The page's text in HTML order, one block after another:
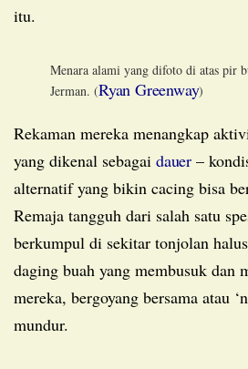
itu.
Menara alami yang difoto di atas pir
Jerman. (Ryan Greenway)
Rekaman mereka menangkap aktivitas tahap kehidupan
yang dikenal sebagai dauer –
alternatif yang bikin cacing bisa
Remaja tangguh dari salah satu
berkumpul di sekitar tonjolan
daging buah yang membusuk dan
mereka, bergoyang bersama atau
mundur.